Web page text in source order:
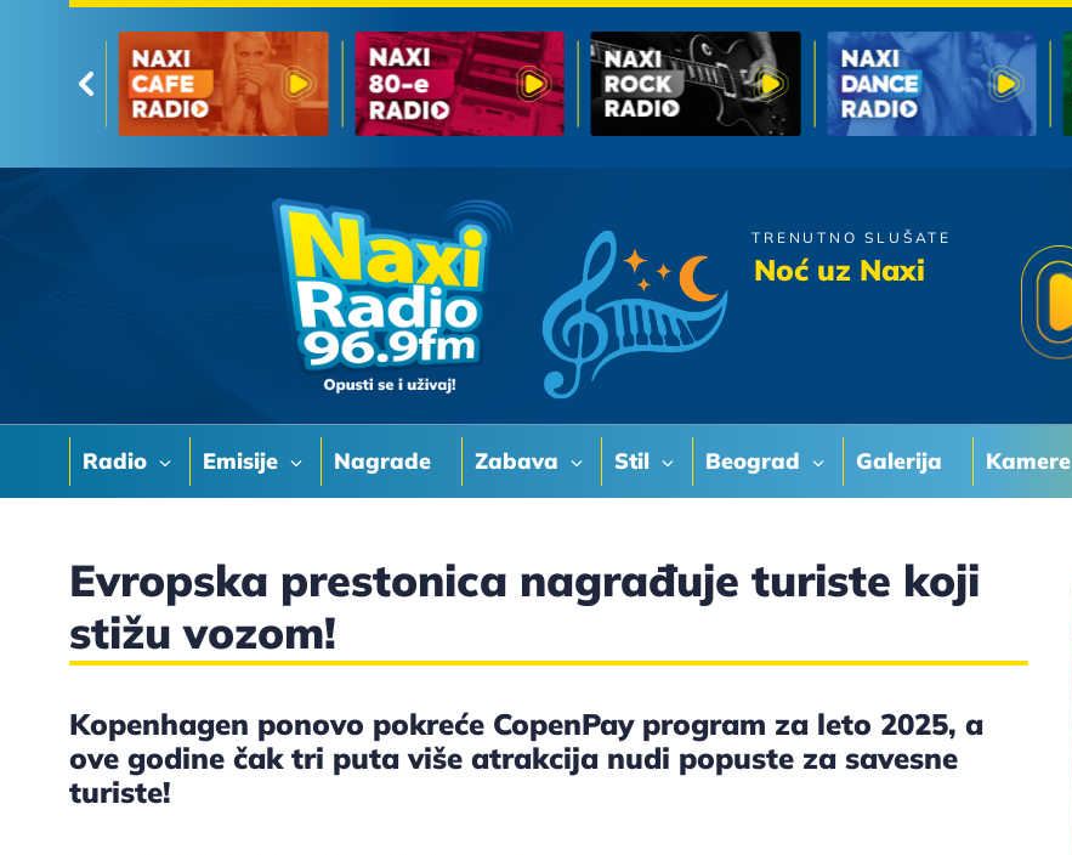
Radio Emisije Nagrade Zabava Stil Beograd Galerija Kamere
TRENUTNO SLUŠATE
Noć uz Naxi
Zabranjeno Pusenje
Evropska prestonica nagrađuje turiste koji
stižu vozom!
Kopenhagen ponovo pokreće CopenPay program za leto 2025, a
ove godine čak tri puta više atrakcija nudi popuste za savesne
turiste!